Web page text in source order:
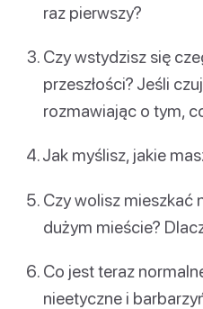
raz pierwszy?
Czy wstydzisz się
przeszłości? Jeśli
rozmawiając o tym,
Jak myślisz, jakie
Czy wolisz mieszkać
dużym mieście?
Co jest teraz
nieetyczne i